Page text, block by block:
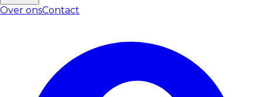
Over onsContact